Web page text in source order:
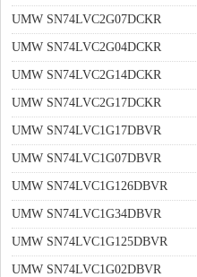
UMW SN74LVC2G07DCKR
UMW SN74LVC2G04DCKR
UMW SN74LVC2G14DCKR
UMW SN74LVC2G17DCKR
UMW SN74LVC1G17DBVR
UMW SN74LVC1G07DBVR
UMW SN74LVC1G126DBVR
UMW SN74LVC1G34DBVR
UMW SN74LVC1G125DBVR
UMW SN74LVC1G02DBVR